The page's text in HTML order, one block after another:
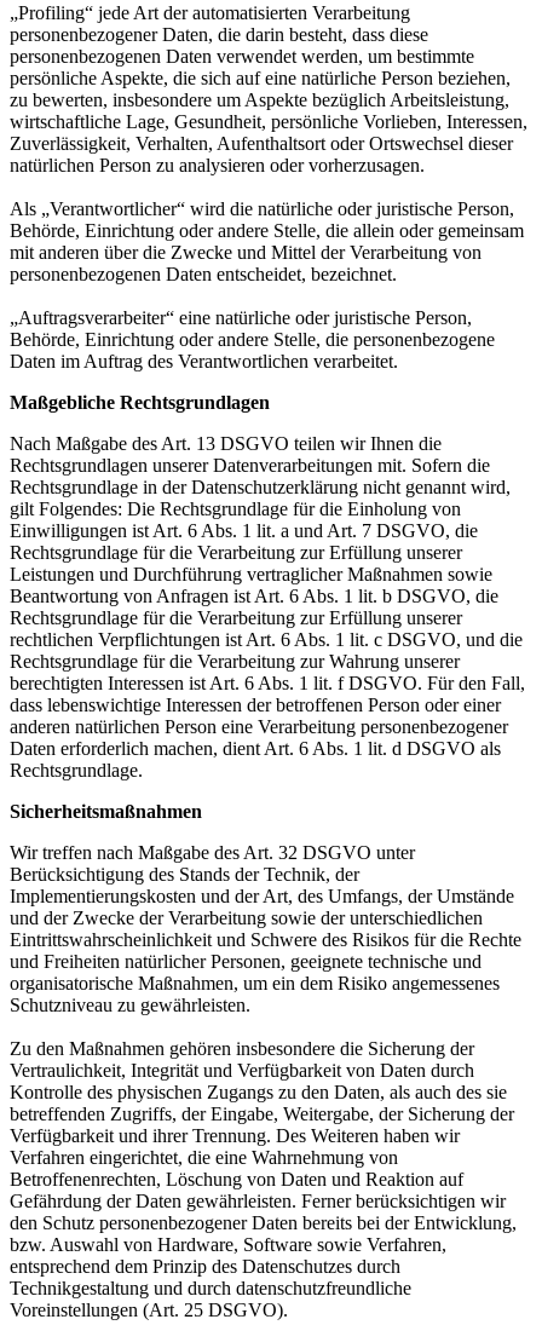
„Profiling“ jede Art der automatisierten Verarbeitung
personenbezogener Daten, die darin besteht, dass diese
personenbezogenen Daten verwendet werden, um bestimmte
persönliche Aspekte, die sich auf eine natürliche Person beziehen,
zu bewerten, insbesondere um Aspekte bezüglich Arbeitsleistung,
wirtschaftliche Lage, Gesundheit, persönliche Vorlieben, Interessen,
Zuverlässigkeit, Verhalten, Aufenthaltsort oder Ortswechsel dieser
natürlichen Person zu analysieren oder vorherzusagen.
Als „Verantwortlicher“ wird die natürliche oder juristische Person,
Behörde, Einrichtung oder andere Stelle, die allein oder gemeinsam
mit anderen über die Zwecke und Mittel der Verarbeitung von
personenbezogenen Daten entscheidet, bezeichnet.
„Auftragsverarbeiter“ eine natürliche oder juristische Person,
Behörde, Einrichtung oder andere Stelle, die personenbezogene
Daten im Auftrag des Verantwortlichen verarbeitet.
Maßgebliche Rechtsgrundlagen
Nach Maßgabe des Art. 13 DSGVO teilen wir Ihnen die
Rechtsgrundlagen unserer Datenverarbeitungen mit. Sofern die
Rechtsgrundlage in der Datenschutzerklärung nicht genannt wird,
gilt Folgendes: Die Rechtsgrundlage für die Einholung von
Einwilligungen ist Art. 6 Abs. 1 lit. a und Art. 7 DSGVO, die
Rechtsgrundlage für die Verarbeitung zur Erfüllung unserer
Leistungen und Durchführung vertraglicher Maßnahmen sowie
Beantwortung von Anfragen ist Art. 6 Abs. 1 lit. b DSGVO, die
Rechtsgrundlage für die Verarbeitung zur Erfüllung unserer
rechtlichen Verpflichtungen ist Art. 6 Abs. 1 lit. c DSGVO, und die
Rechtsgrundlage für die Verarbeitung zur Wahrung unserer
berechtigten Interessen ist Art. 6 Abs. 1 lit. f DSGVO. Für den Fall,
dass lebenswichtige Interessen der betroffenen Person oder einer
anderen natürlichen Person eine Verarbeitung personenbezogener
Daten erforderlich machen, dient Art. 6 Abs. 1 lit. d DSGVO als
Rechtsgrundlage.
Sicherheitsmaßnahmen
Wir treffen nach Maßgabe des Art. 32 DSGVO unter
Berücksichtigung des Stands der Technik, der
Implementierungskosten und der Art, des Umfangs, der Umstände
und der Zwecke der Verarbeitung sowie der unterschiedlichen
Eintrittswahrscheinlichkeit und Schwere des Risikos für die Rechte
und Freiheiten natürlicher Personen, geeignete technische und
organisatorische Maßnahmen, um ein dem Risiko angemessenes
Schutzniveau zu gewährleisten.
Zu den Maßnahmen gehören insbesondere die Sicherung der
Vertraulichkeit, Integrität und Verfügbarkeit von Daten durch
Kontrolle des physischen Zugangs zu den Daten, als auch des sie
betreffenden Zugriffs, der Eingabe, Weitergabe, der Sicherung der
Verfügbarkeit und ihrer Trennung. Des Weiteren haben wir
Verfahren eingerichtet, die eine Wahrnehmung von
Betroffenenrechten, Löschung von Daten und Reaktion auf
Gefährdung der Daten gewährleisten. Ferner berücksichtigen wir
den Schutz personenbezogener Daten bereits bei der Entwicklung,
bzw. Auswahl von Hardware, Software sowie Verfahren,
entsprechend dem Prinzip des Datenschutzes durch
Technikgestaltung und durch datenschutzfreundliche
Voreinstellungen (Art. 25 DSGVO).